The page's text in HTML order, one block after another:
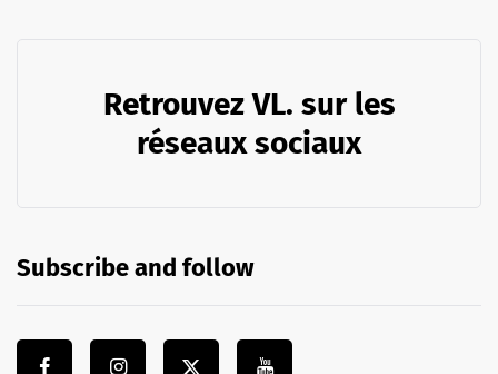
Retrouvez VL. sur les
réseaux sociaux
Subscribe and follow